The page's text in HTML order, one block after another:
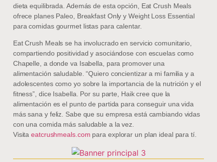
dieta equilibrada. Además de esta opción, Eat Crush Meals
ofrece planes Paleo, Breakfast Only y Weight Loss Essential
para comidas gourmet listas para calentar.
Eat Crush Meals se ha involucrado en servicio comunitario,
compartiendo positividad y asociándose con escuelas como
Chapelle, a donde va Isabella, para promover una
alimentación saludable. “Quiero concientizar a mi familia y a
adolescentes como yo sobre la importancia de la nutrición y el
fitness”, dice Isabella. Por su parte, Haik cree que la
alimentación es el punto de partida para conseguir una vida
más sana y feliz. Sabe que su empresa está cambiando vidas
con una comida más saludable a la vez.
Visitaeatcrushmeals.com para explorar un plan ideal para tí.